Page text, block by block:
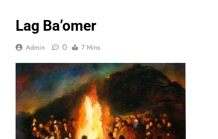
Lag Ba’omer
Admin 0 7 Mins